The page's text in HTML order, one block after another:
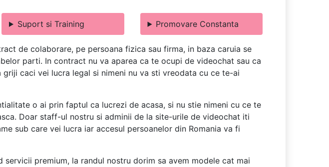
Suport si Training Promovare Constanta
de colaborare, pe persoana fizica sau firma, in baza caruia se
parti. In contract nu va aparea ca te ocupi de videochat sau ca
caci vei lucra legal si nimeni nu va sti vreodata cu ce te-ai
o ai prin faptul ca lucrezi de acasa, si nu stie nimeni cu ce te
Doar staff-ul nostru si adminii de la site-urile de videochat iti
sub care vei lucra iar accesul persoanelor din Romania va fi
premium, la randul nostru dorim sa avem modele cat mai